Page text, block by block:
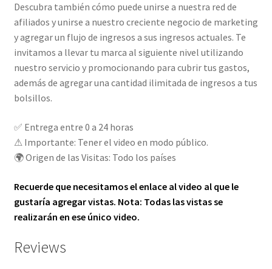
Descubra también cómo puede unirse a nuestra red de
afiliados y unirse a nuestro creciente negocio de marketing
y agregar un flujo de ingresos a sus ingresos actuales. Te
invitamos a llevar tu marca al siguiente nivel utilizando
nuestro servicio y promocionando para cubrir tus gastos,
además de agregar una cantidad ilimitada de ingresos a tus
bolsillos.
✅ Entrega entre 0 a 24 horas
⚠ Importante: Tener el video en modo público.
🌍 Origen de las Visitas: Todo los países
Recuerde que necesitamos el enlace al video al que le
gustaría agregar vistas. Nota: Todas las vistas se
realizarán en ese único video.
Reviews